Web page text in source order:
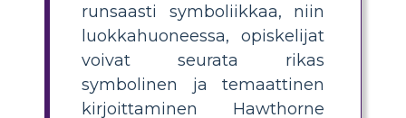
runsaasti symboliikkaa, niin
luokkahuoneessa, opiskelijat
voivat seurata rikas
symbolinen ja temaattinen
kirjoittaminen Hawthorne